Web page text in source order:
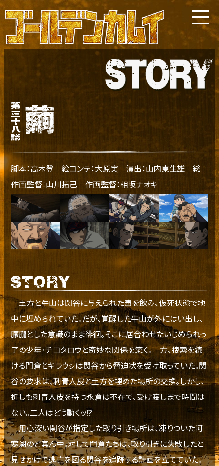
脚本：高木登 絵コンテ：大原実 演出：山内東生雄 総
作画監督：山川拓己 作画監督：相坂ナオキ
土方と牛山は関谷に与えられた毒を飲み、仮死状態で地
中に埋められていた。だが、覚醒した牛山が外にはい出し、
朦朧とした意識のまま徘徊。そこに居合わせたいじめられっ
子の少年・チヨタロウと奇妙な関係を築く。一方、捜索を続
ける門倉とキラウㇱは関谷から脅迫状を受け取っていた。関
谷の要求は、刺青人皮と土方を埋めた場所の交換。しかし、
折しも刺青人皮を持つ永倉は不在で、受け渡しまで時間は
ない。二人はどう動くッ!?
用心深い関谷が指定した取り引き場所は、凍りついた阿
寒湖のど真ん中。対して門倉たちは、取り引きに失敗したと
見せかけて逃亡を図る関谷を追跡する計画を立てていた。